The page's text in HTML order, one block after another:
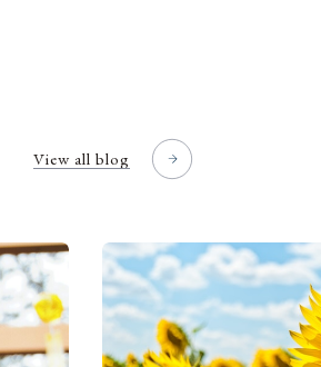
View all blog